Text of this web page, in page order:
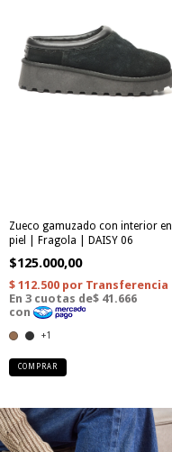
Zueco gamuzado con interior en
piel | Fragola | DAISY 06
$125.000,00
+1
COMPRAR